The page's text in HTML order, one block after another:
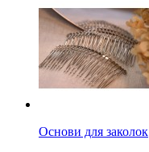
Основи для заколок